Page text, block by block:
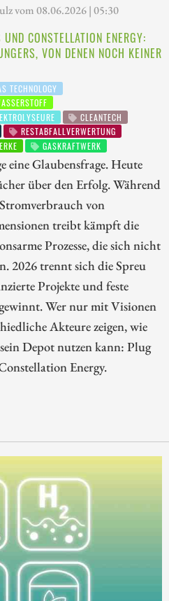
vom 08.06.2026 | 05:30
CONSTELLATION ENERGY:
VON DENEN NOCH KEINER
TECHNOLOGY
CLEANTECH
RESTABFALLVERWERTUNG
GASKRAFTWERK
eine Glaubensfrage. Heute
über den Erfolg. Während
von
treibt kämpft die
Prozesse, die sich nicht
2026 trennt sich die Spreu
Projekte und feste
Wer nur mit Visionen
Akteure zeigen, wie
Depot nutzen kann: Plug
Energy.